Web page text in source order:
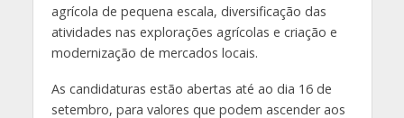
agrícola de pequena escala, diversificação das
atividades nas explorações agrícolas e criação e
modernização de mercados locais.
As candidaturas estão abertas até ao dia 16 de
setembro, para valores que podem ascender aos